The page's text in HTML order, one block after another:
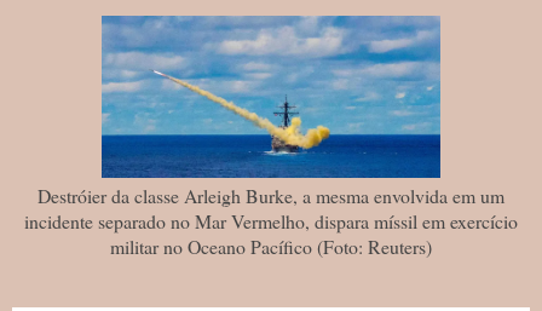
Destróier da classe Arleigh Burke, a mesma envolvida em um
incidente separado no Mar Vermelho, dispara míssil em exercício
militar no Oceano Pacífico (Foto: Reuters)